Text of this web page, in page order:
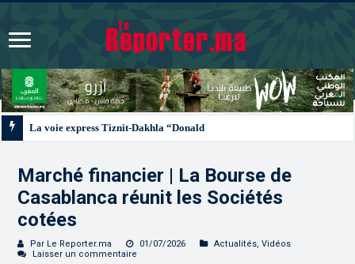
Marché financier | La Bourse de
Casablanca réunit les Sociétés
cotées
Par Le Reporter.ma 01/07/2026 Actualités,Vidéos
Laisser un commentaire